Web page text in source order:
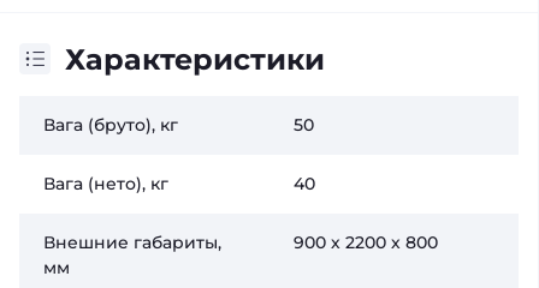
Характеристики
Вага (бруто), кг 50
Вага (нето), кг 40
Внешние габариты,
мм
900 х 2200 х 800